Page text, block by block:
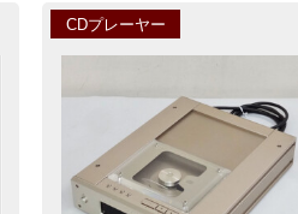
CDプレーヤー